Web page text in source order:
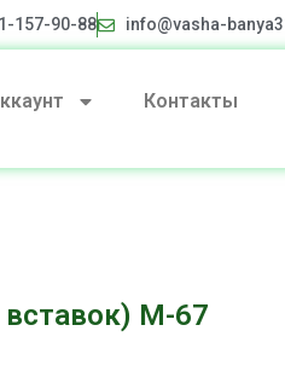
157-90-88 info@vasha-
Контакты
вставок) М-67